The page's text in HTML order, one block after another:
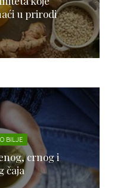
u prirodi
BILJE
crnog i
čaja